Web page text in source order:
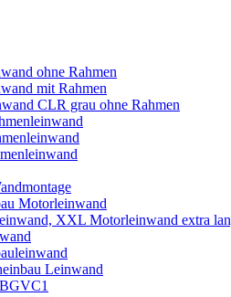
ohne Rahmen
mit Rahmen
CLR grau ohne Rahmen
Motorleinwand
XXL Motorleinwand extra
Leinwand